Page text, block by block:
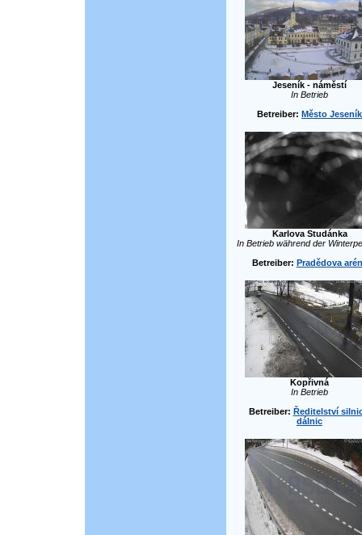
Jeseník - náměstí
In Betrieb
Betreiber: Město Jeseník
Karlova Studánka
In Betrieb während der
Betreiber: Pradědova
Kopřivná
In Betrieb
Betreiber: Ředitelství
dálnic